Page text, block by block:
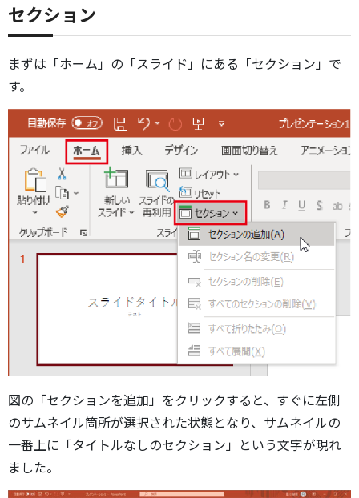
セクション
まずは「ホーム」の「スライド」にある「セクション」で
す。
図の「セクションを追加」をクリックすると、すぐに左側
のサムネイル箇所が選択された状態となり、サムネイルの
一番上に「タイトルなしのセクション」という文字が現れ
ました。